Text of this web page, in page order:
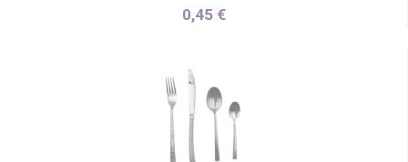
0,45 €